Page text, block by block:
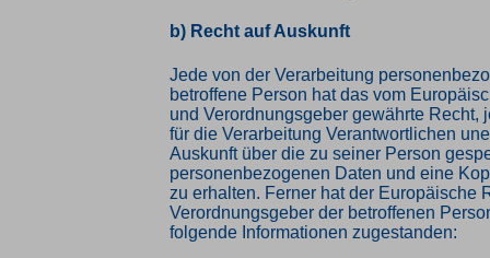
b) Recht auf Auskunft
Jede von der Verarbeitung
betroffene Person hat das vom
und Verordnungsgeber gewährte Recht,
für die Verarbeitung Verantwortlichen
Auskunft über die zu seiner Person
personenbezogenen Daten und eine
zu erhalten. Ferner hat der Europäische
Verordnungsgeber der betroffenen
folgende Informationen zugestanden: